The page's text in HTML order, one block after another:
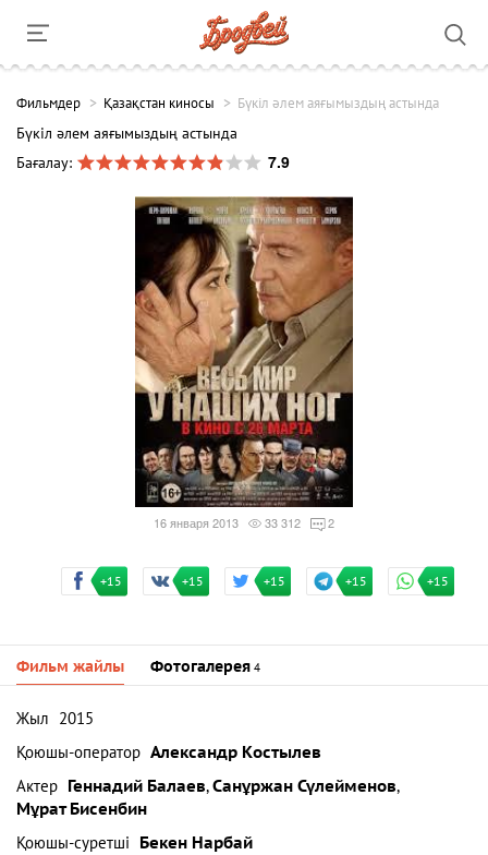
Фильмдер Қазақстан киносы Бүкіл әлем аяғымыздың астында
Бүкіл әлем аяғымыздың астында
Бағалау:
7.9
16 января 2013 33 312 2
+15 +15 +15 +15 +15
Фильм жайлы Фотогалерея 4
Жыл
2015
Қоюшы-оператор Александр Костылев
Актер Геннадий Балаев,Санұржан Сүлейменов,
Мұрат Бисенбин
Қоюшы-суретші
Бекен Нарбай